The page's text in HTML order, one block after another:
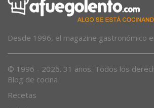
Blog de cocina